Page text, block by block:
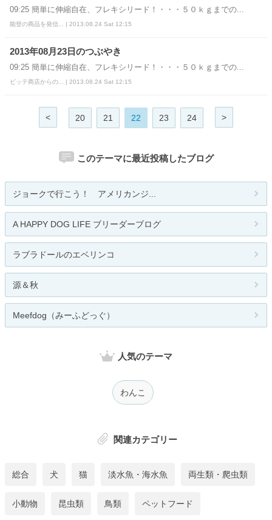
09:25 簡単に伸縮自在、フレキシリード！・・・５０ｋｇまでの...
能登の商品を発信... | 2013.08.24 Sat 12:15
2013年08月23日のつぶやき
09:25 簡単に伸縮自在、フレキシリード！・・・５０ｋｇまでの...
ビッテ商店からの... | 2013.08.24 Sat 12:15
< 20 21 22 23 24 >
このテーマに最近投稿したブログ
ジョークで行こう！ アメリカンジ...
A HAPPY DOG LIFE ブリーダーブログ
ラブラドールのエベリンコ
源＆秋
Meefdog（みーふどっぐ）
人気のテーマ
わんこ
関連カテゴリー
総合 犬 猫 淡水魚・海水魚 両生類・爬虫類
小動物 昆虫類 鳥類 ペットフード